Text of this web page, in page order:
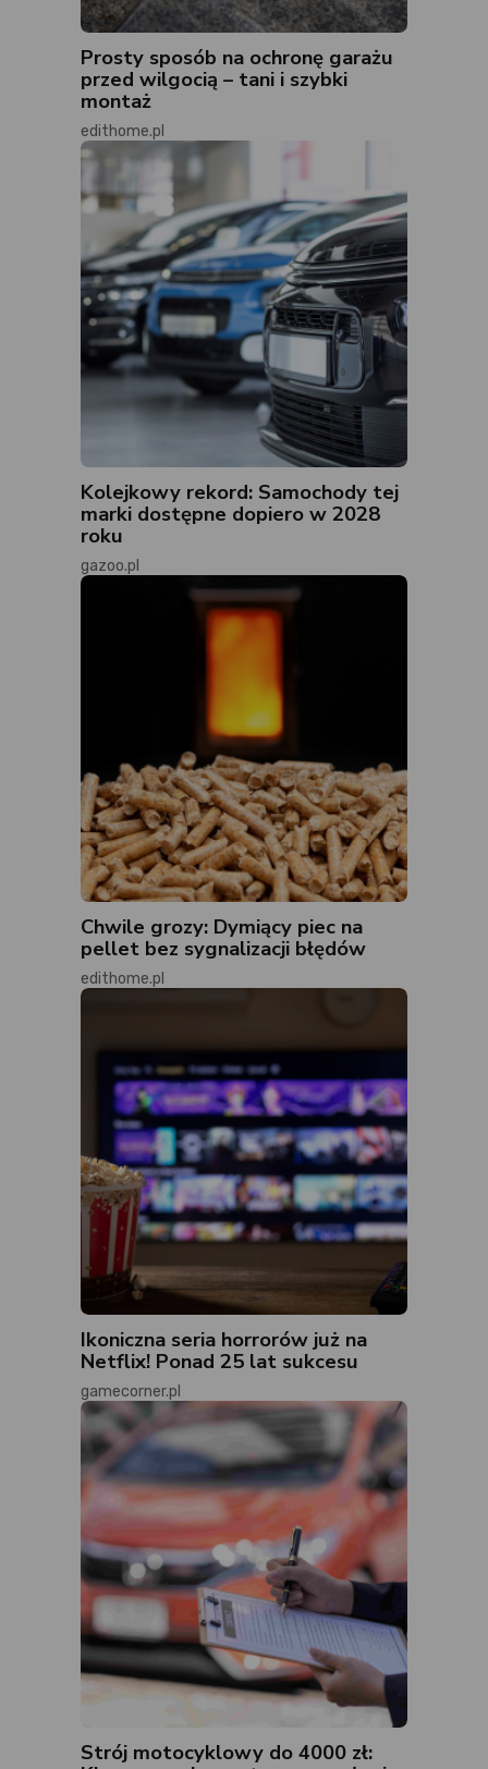
Prosty sposób na ochronę garażu
przed wilgocią – tani i szybki
montaż
edithome.pl
Kolejkowy rekord: Samochody tej
marki dostępne dopiero w 2028
roku
gazoo.pl
Chwile grozy: Dymiący piec na
pellet bez sygnalizacji błędów
edithome.pl
Ikoniczna seria horrorów już na
Netflix! Ponad 25 lat sukcesu
gamecorner.pl
Strój motocyklowy do 4000 zł: